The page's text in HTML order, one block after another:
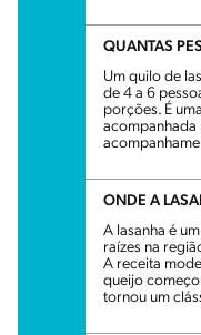
QUANTAS
Um quilo de
de 4 a 6
porções. É
acompanhada
ONDE A
A lasanha é
raízes na
A receita
queijo
tornou um